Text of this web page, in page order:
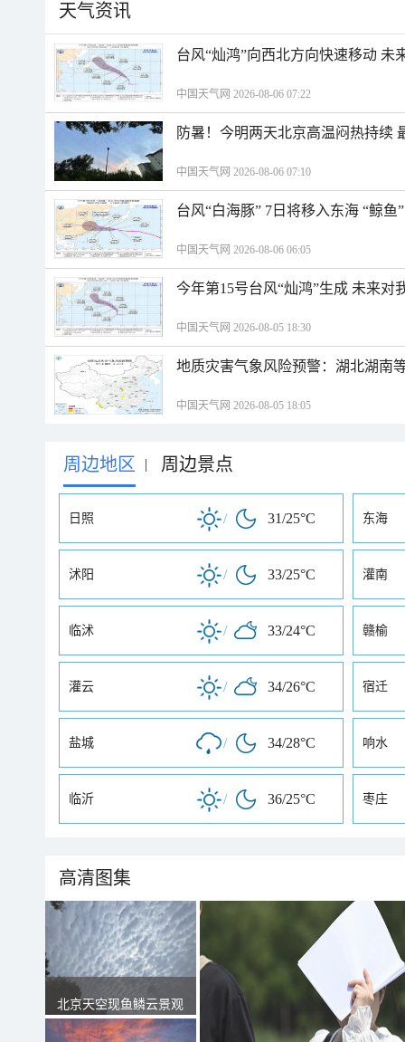
天气资讯
台风“灿鸿”向西北方向快速移动 未
中国天气网 2026-08-06 07:22
防暑！今明两天北京高温闷热持续
中国天气网 2026-08-06 07:10
台风“白海豚” 7日将移入东海 “鲸
中国天气网 2026-08-06 06:05
今年第15号台风“灿鸿”生成 未来对
中国天气网 2026-08-05 18:30
地质灾害气象风险预警：湖北湖南
中国天气网 2026-08-05 18:05
周边地区 | 周边景点
日照 / 31/25°C 东海
沭阳 / 33/25°C 灌南
临沭 / 33/24°C 赣榆
灌云 / 34/26°C 宿迁
盐城 / 34/28°C 响水
临沂 / 36/25°C 枣庄
高清图集
北京天空现鱼鳞云景观